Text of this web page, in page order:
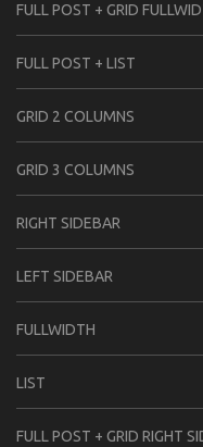
FULL POST + GRID
FULL POST + LIST
GRID 2 COLUMNS
GRID 3 COLUMNS
RIGHT SIDEBAR
LEFT SIDEBAR
FULLWIDTH
LIST
FULL POST + GRID RIGHT